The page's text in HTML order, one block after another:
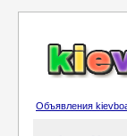
Объявления